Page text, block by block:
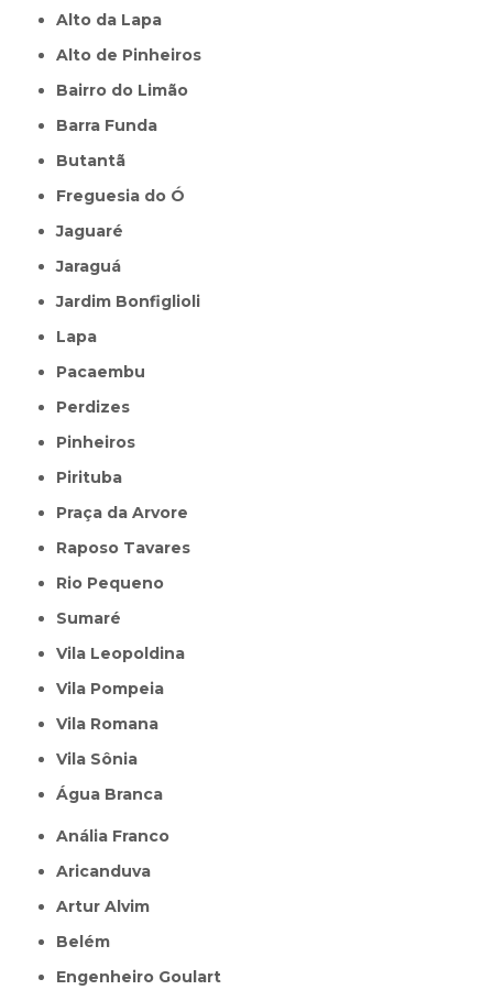
Alto da Lapa
Alto de Pinheiros
Bairro do Limão
Barra Funda
Butantã
Freguesia do Ó
Jaguaré
Jaraguá
Jardim Bonfiglioli
Lapa
Pacaembu
Perdizes
Pinheiros
Pirituba
Praça da Arvore
Raposo Tavares
Rio Pequeno
Sumaré
Vila Leopoldina
Vila Pompeia
Vila Romana
Vila Sônia
Água Branca
Anália Franco
Aricanduva
Artur Alvim
Belém
Engenheiro Goulart